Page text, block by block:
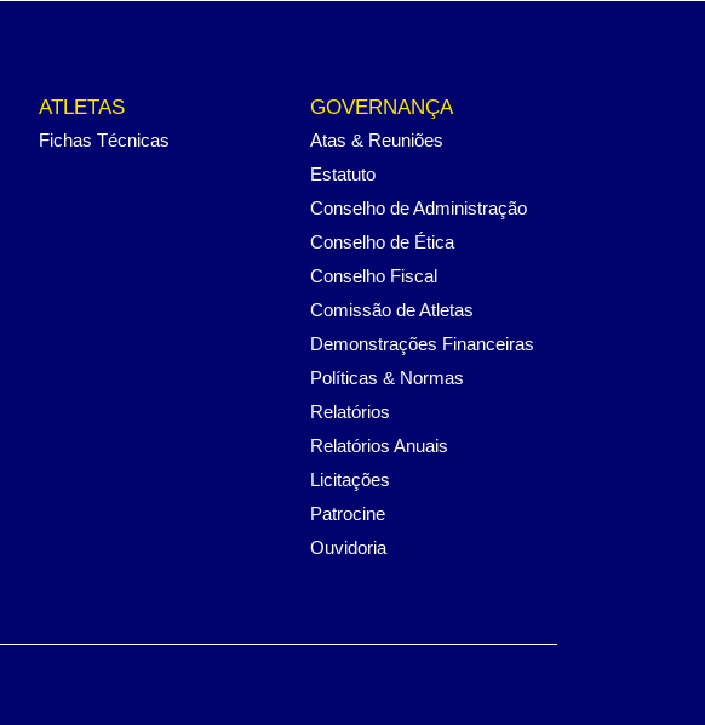
ATLETAS
Fichas Técnicas
GOVERNANÇA
Atas & Reuniões
Estatuto
Conselho de Administração
Conselho de Ética
Conselho Fiscal
Comissão de Atletas
Demonstrações Financeiras
Políticas & Normas
Relatórios
Relatórios Anuais
Licitações
Patrocine
Ouvidoria